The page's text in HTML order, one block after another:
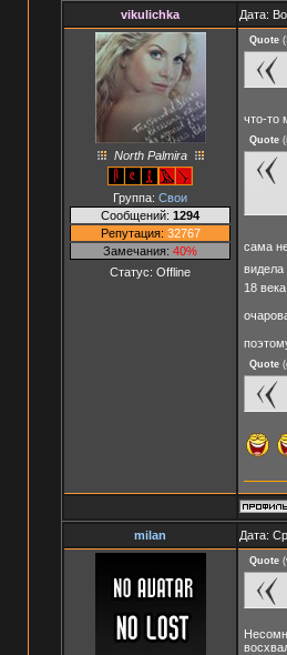
vikulichka Дата:
North Palmira
Группа: Свои
Сообщений: 1294
Репутация: 32767
Замечания: 40%
Статус: Offline
Quote (
что-то
Quote (
сама
видела
18
Quote (
milan Дата:
Quote (